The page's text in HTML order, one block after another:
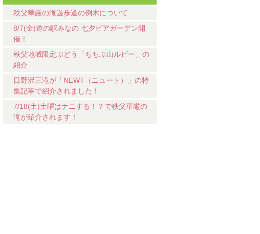
秩父華厳の滝遊歩道の倒木について
8/7(金)道の駅みなの 七夕ビアガーデン開
催！
秩父地域限定ぶどう「ちちぶ山ルビー」の
紹介
日野沢三滝が「NEWT（ニュート）」の特
集記事で紹介されました！
7/18(土)土曜はナニする！？で秩父華厳の
滝が紹介されます！